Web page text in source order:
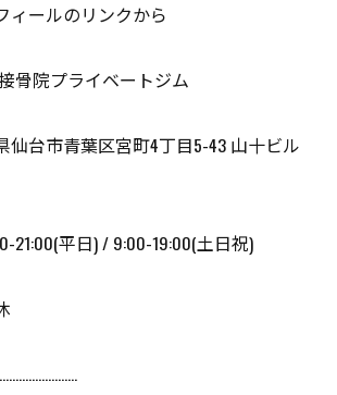
ィールのリンクから
接骨院プライベートジム
仙台市青葉区宮町4丁目5-43 山十ビル
21:00(平日) / 9:00-19:00(土日祝)